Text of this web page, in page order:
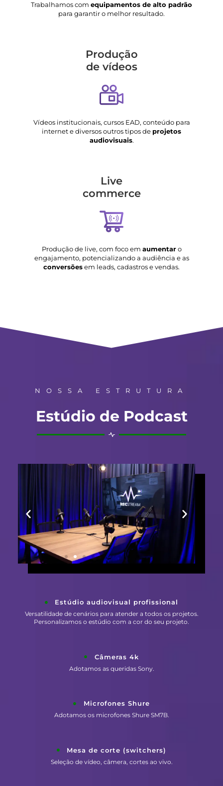
Trabalhamos com equipamentos de alto padrão
para garantir o melhor resultado.
Produção
de vídeos
Vídeos institucionais, cursos EAD, conteúdo para
internet e diversos outros tipos de projetos
audiovisuais.
Live
commerce
Produção de live, com foco em aumentaro
engajamento, potencializando a audiência e as
conversõesem leads, cadastros e vendas.
NOSSA ESTRUTURA
Estúdio de Podcast
Estúdio audiovisual profissional
Versatilidade de cenários para atender a todos os projetos.
Personalizamos o estúdio com a cor do seu projeto.
Câmeras 4k
Adotamos as queridas Sony.
Microfones Shure
Adotamos os microfones Shure SM7B.
Mesa de corte (switchers)
Seleção de vídeo, câmera, cortes ao vivo.